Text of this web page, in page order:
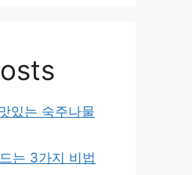
있는 숙주나물
는 3가지 비법